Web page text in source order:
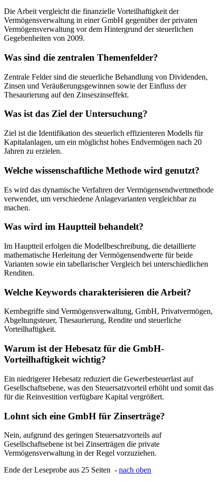
Die Arbeit vergleicht die finanzielle Vorteilhaftigkeit der
Vermögensverwaltung in einer GmbH gegenüber der privaten
Vermögensverwaltung vor dem Hintergrund der steuerlichen
Gegebenheiten von 2009.
Was sind die zentralen Themenfelder?
Zentrale Felder sind die steuerliche Behandlung von Dividenden,
Zinsen und Veräußerungsgewinnen sowie der Einfluss der
Thesaurierung auf den Zinseszinseffekt.
Was ist das Ziel der Untersuchung?
Ziel ist die Identifikation des steuerlich effizienteren Modells für
Kapitalanlagen, um ein möglichst hohes Endvermögen nach 20
Jahren zu erzielen.
Welche wissenschaftliche Methode wird genutzt?
Es wird das dynamische Verfahren der Vermögensendwertmethode
verwendet, um verschiedene Anlagevarianten vergleichbar zu
machen.
Was wird im Hauptteil behandelt?
Im Hauptteil erfolgen die Modellbeschreibung, die detaillierte
mathematische Herleitung der Vermögensendwerte für beide
Varianten sowie ein tabellarischer Vergleich bei unterschiedlichen
Renditen.
Welche Keywords charakterisieren die Arbeit?
Kernbegriffe sind Vermögensverwaltung, GmbH, Privatvermögen,
Abgeltungsteuer, Thesaurierung, Rendite und steuerliche
Vorteilhaftigkeit.
Warum ist der Hebesatz für die GmbH-
Vorteilhaftigkeit wichtig?
Ein niedrigerer Hebesatz reduziert die Gewerbesteuerlast auf
Gesellschaftsebene, was den Steuersatzvorteil erhöht und somit das
für die Reinvestition verfügbare Kapital vergrößert.
Lohnt sich eine GmbH für Zinserträge?
Nein, aufgrund des geringen Steuersatzvorteils auf
Gesellschaftsebene ist bei Zinserträgen die private
Vermögensverwaltung in der Regel vorzuziehen.
Ende der Leseprobe aus 25 Seiten - nach oben